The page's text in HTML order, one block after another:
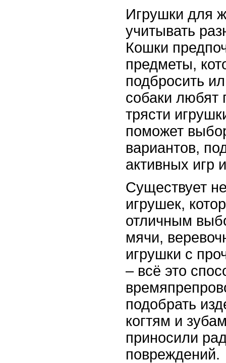
Игрушки для
учитывать
Кошки
предметы,
подбросить
собаки любят
трясти
поможет
вариантов,
активных игр
Существует
игрушек,
отличным
мячи,
игрушки с
– всё это
подобрать
когтям и
приносили
повреждений.